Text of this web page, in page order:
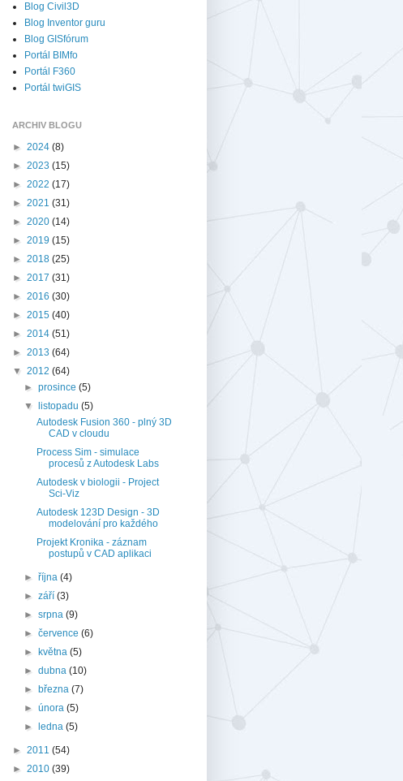
Blog Civil3D
Blog Inventor guru
Blog GISfórum
Portál BIMfo
Portál F360
Portál twiGIS
ARCHIV BLOGU
► 2024 (8)
► 2023 (15)
► 2022 (17)
► 2021 (31)
► 2020 (14)
► 2019 (15)
► 2018 (25)
► 2017 (31)
► 2016 (30)
► 2015 (40)
► 2014 (51)
► 2013 (64)
▼ 2012 (64)
►prosince(5)
▼
listopadu(5)
Autodesk Fusion 360 - plný 3D
CAD v cloudu
Process Sim - simulace
procesů z Autodesk Labs
Autodesk v biologii - Project
Sci-Viz
Autodesk 123D Design - 3D
modelování pro každého
Projekt Kronika - záznam
postupů v CAD aplikaci
►října(4)
►září(3)
►srpna(9)
►července(6)
►
května(5)
►dubna(10)
► března(7)
►února(5)
►
ledna(5)
► 2011 (54)
► 2010 (39)